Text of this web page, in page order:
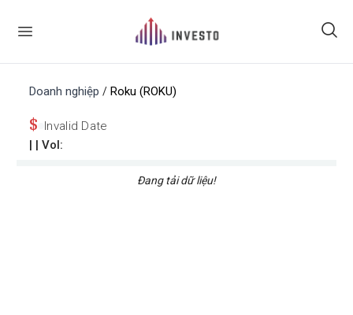
Doanh nghiệp / Roku (ROKU)
$ Invalid Date
| | Vol:
Đang tải dữ liệu!